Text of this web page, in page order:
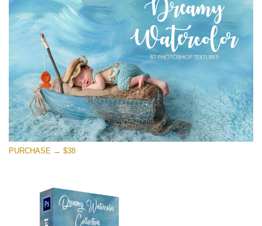
Dreamy Watercolor
(85 Textures)
Large 6000*4000px
Entire Collection
(1783 Overlays)
Large 6000*4000px
Скачать Бесплатно
PURCHASE → $38